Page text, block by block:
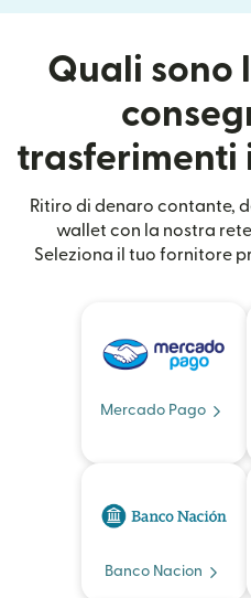
Quali sono
trasferimenti
Ritiro di denaro contante,
wallet con la nostra
Seleziona il tuo fornitore
Mercado Pago
Banco Nacion